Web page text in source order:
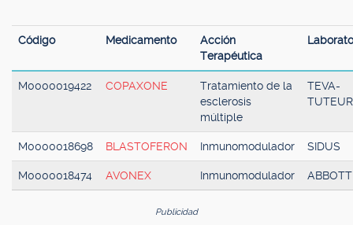
Código Medicamento
Acción
Terapéutica
M0000019422 COPAXONE
Tratamiento de la
esclerosis
múltiple
TEVA-
TUTEUR
M0000018698 BLASTOFERON Inmunomodulador SIDUS
M0000018474 AVONEX Inmunomodulador ABBOTT
Publicidad